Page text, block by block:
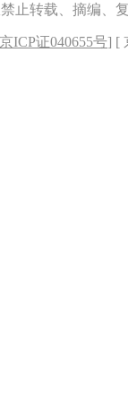
止转载、摘编、
京ICP证040655号] [